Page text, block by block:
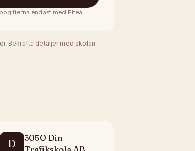
endast med Piteå
Bekräfta detaljer med skolan
D
3050 Din